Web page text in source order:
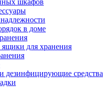
шкафов
в доме
для хранения
дезинфицирующие средства